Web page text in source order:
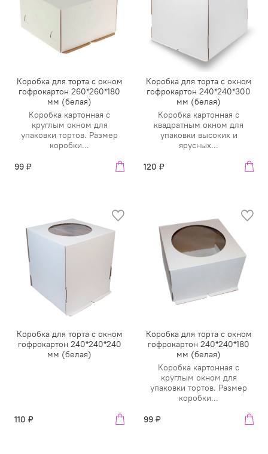
Коробка для торта с окном
гофрокартон 260*260*180
мм (белая)
Коробка картонная с
круглым окном для
упаковки тортов. Размер
коробки...
99 ₽
Коробка для торта с окном
гофрокартон 240*240*300
мм (белая)
Коробка картонная с
квадратным окном для
упаковки высоких и
ярусных...
120 ₽
Коробка для торта с окном
гофрокартон 240*240*240
мм (белая)
110 ₽
Коробка для торта с окном
гофрокартон 240*240*180
мм (белая)
Коробка картонная с
круглым окном для
упаковки тортов. Размер
коробки...
99 ₽